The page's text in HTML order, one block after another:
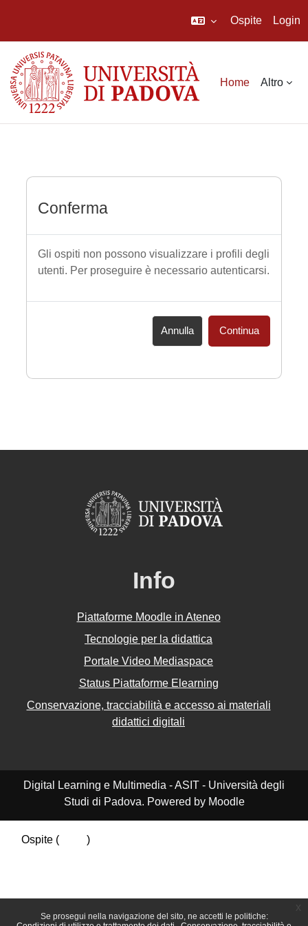
Se prosegui nella navigazione del sito, ne accetti le politiche:
Ospite Login
Home Altro
Conferma
Gli ospiti non possono visualizzare i profili degli
utenti. Per proseguire è necessario autenticarsi.
Annulla Continua
Info
Piattaforme Moodle in Ateneo
Tecnologie per la didattica
Portale Video Mediaspace
Status Piattaforme Elearning
Conservazione, tracciabilità e accesso ai materiali
didattici digitali
Digital Learning e Multimedia - ASIT - Università degli
Studi di Padova. Powered by Moodle
Ospite (
)